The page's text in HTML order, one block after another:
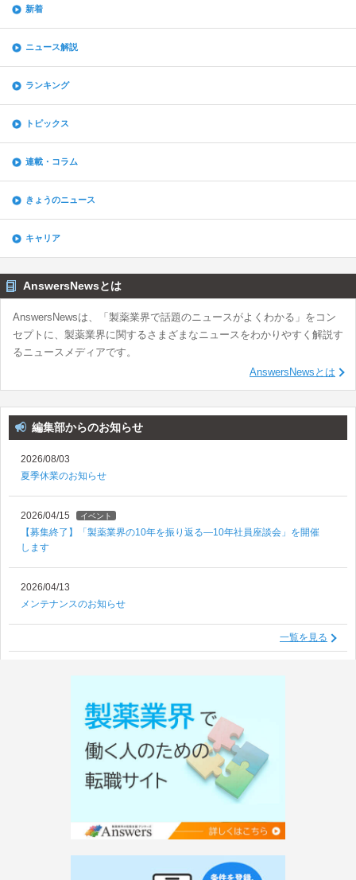
新着
ニュース解説
ランキング
トピックス
連載・コラム
きょうのニュース
キャリア
AnswersNewsとは
AnswersNewsは、「製薬業界で話題のニュースがよくわかる」をコン
セプトに、製薬業界に関するさまざまなニュースをわかりやすく解説す
るニュースメディアです。
AnswersNewsとは
編集部からのお知らせ
2026/08/03
夏季休業のお知らせ
2026/04/15 イベント
【募集終了】「製薬業界の10年を振り返る―10年社員座談会」を開催
します
2026/04/13
メンテナンスのお知らせ
一覧を見る